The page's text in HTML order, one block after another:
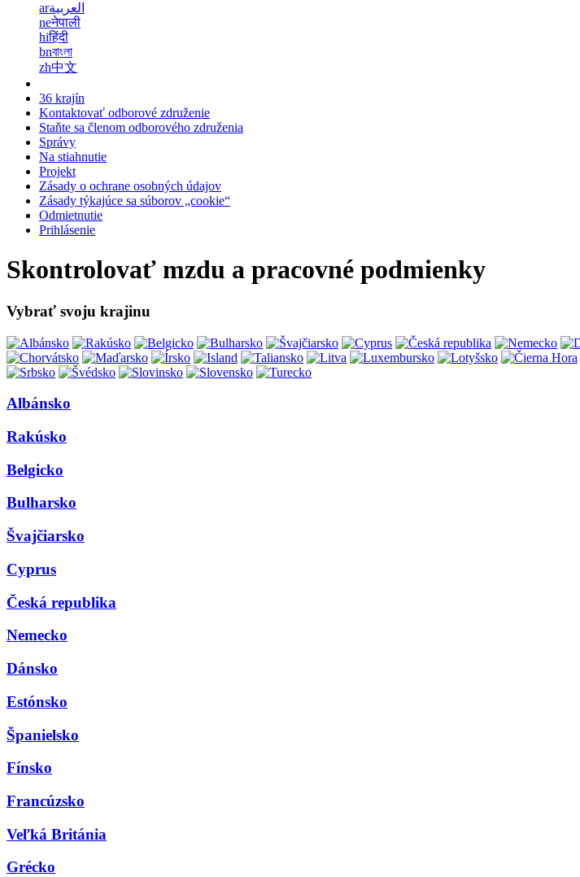
arالعربية
neनेपाली
hiहिंदी
bnবাংলা
zh中文
36 krajín
Kontaktovať odborové združenie
Staňte sa členom odborového združenia
Správy
Na stiahnutie
Projekt
Zásady o ochrane osobných údajov
Zásady týkajúce sa súborov „cookie“
Odmietnutie
Prihlásenie
Skontrolovať mzdu a pracovné podmienky
Vybrať svoju krajinu
Albánsko
Rakúsko
Belgicko
Bulharsko
Švajčiarsko
Cyprus
Česká republika
Nemecko
Dánsko
Estónsko
Španielsko
Fínsko
Francúzsko
Veľká Británia
Grécko